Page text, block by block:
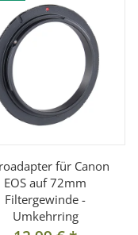
für Canon
EOS auf 72mm
Filtergewinde -
Umkehrring